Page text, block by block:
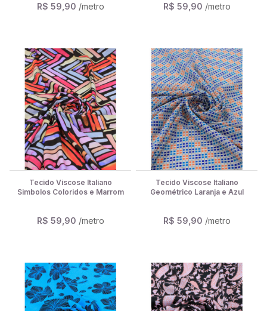
R$ 59,90 /metro R$ 59,90 /metro
Tecido Viscose Italiano
Simbolos Coloridos e Marrom
R$ 59,90 /metro
Tecido Viscose Italiano
Geométrico Laranja e Azul
R$ 59,90 /metro